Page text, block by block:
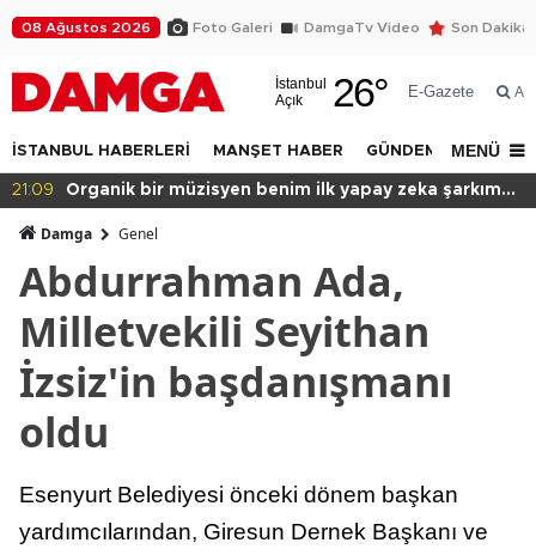
08 Ağustos 2026 Foto Galeri DamgaTv Video Son Dakika
İstanbul
Açık
26° E-Gazete Ara
İSTANBUL HABERLERİ MANŞET HABER GÜNDEM DÜNYA
MENÜ
20:49 Başkan var binası yok!
Damga Genel
Abdurrahman Ada,
Milletvekili Seyithan
İzsiz'in başdanışmanı
oldu
Esenyurt Belediyesi önceki dönem başkan
yardımcılarından, Giresun Dernek Başkanı ve